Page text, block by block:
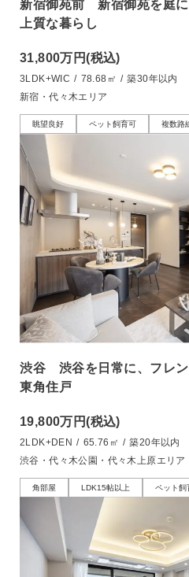
新宿御苑前 新宿御苑を庭
上質な暮らし
31,800万円(税込)
3LDK+WIC / 78.68㎡ / 築30年以内
新宿・代々木エリア
眺望良好 ペット飼育可 複数路
渋谷 渋谷を日常に、フレ
東角住戸
19,800万円(税込)
2LDK+DEN / 65.76㎡ / 築20年以内
渋谷・代々木公園・代々木上原エリア
角部屋 LDK15帖以上 ペット飼